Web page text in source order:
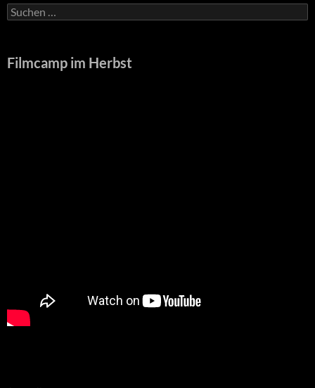
Suche
nach:
Filmcamp im Herbst